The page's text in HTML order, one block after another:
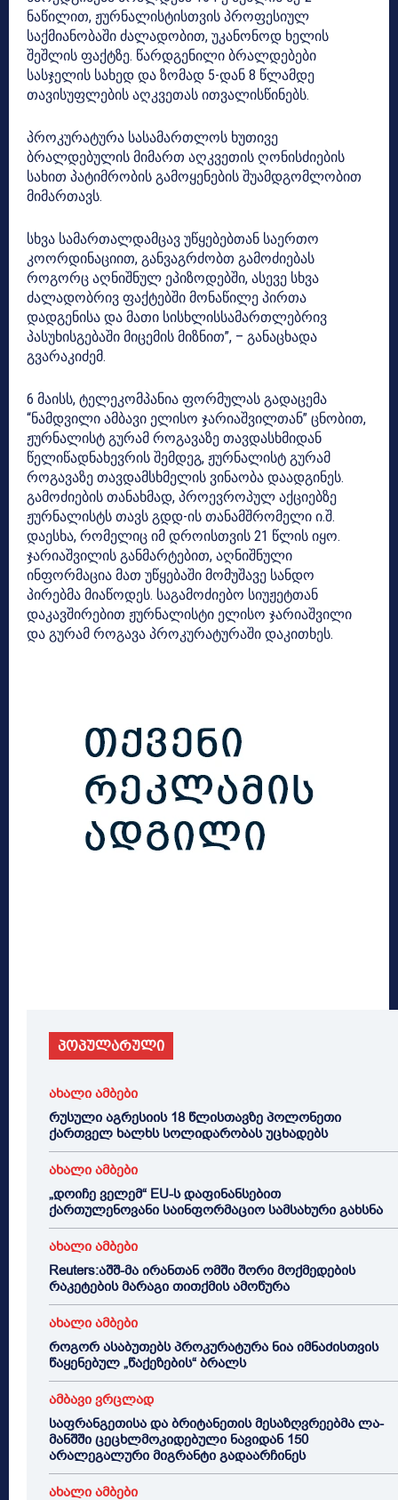
ნაწილით, ჟურნალისტისთვის პროფესიულ
საქმიანობაში ძალადობით, უკანონოდ ხელის
შეშლის ფაქტზე. წარდგენილი ბრალდებები
სასჯელის სახედ და ზომად 5-დან 8 წლამდე
თავისუფლების აღკვეთას ითვალისწინებს.
პროკურატურა სასამართლოს ხუთივე
ბრალდებულის მიმართ აღკვეთის ღონისძიების
სახით პატიმრობის გამოყენების შუამდგომლობით
მიმართავს.
სხვა სამართალდამცავ უწყებებთან საერთო
კოორდინაციით, განვაგრძობთ გამოძიებას
როგორც აღნიშნულ ეპიზოდებში, ასევე სხვა
ძალადობრივ ფაქტებში მონაწილე პირთა
დადგენისა და მათი სისხლისსამართლებრივ
პასუხისგებაში მიცემის მიზნით”, – განაცხადა
გვარაკიძემ.
6 მაისს, ტელეკომპანია ფორმულას გადაცემა
“ნამდვილი ამბავი ელისო ჯარიაშვილთან” ცნობით,
ჟურნალისტ გურამ როგავაზე თავდასხმიდან
წელიწადნახევრის შემდეგ, ჟურნალისტ გურამ
როგავაზე თავდამსხმელის ვინაობა დაადგინეს.
გამოძიების თანახმად, პროევროპულ აქციებზე
ჟურნალისტს თავს გდდ-ის თანამშრომელი ი.შ.
დაესხა, რომელიც იმ დროისთვის 21 წლის იყო.
ჯარიაშვილის განმარტებით, აღნიშნული
ინფორმაცია მათ უწყებაში მომუშავე სანდო
პირებმა მიაწოდეს. საგამოძიებო სიუჟეტთან
დაკავშირებით ჟურნალისტი ელისო ჯარიაშვილი
და გურამ როგავა პროკურატურაში დაკითხეს.
პოპულარული
ახალი ამბები
რუსული აგრესიის 18 წლისთავზე პოლონეთი
ქართველ ხალხს სოლიდარობას უცხადებს
ახალი ამბები
„დოიჩე ველემ“ EU-ს დაფინანსებით
ქართულენოვანი საინფორმაციო სამსახური გახსნა
ახალი ამბები
Reuters:აშშ-მა ირანთან ომში შორი მოქმედების
რაკეტების მარაგი თითქმის ამოწურა
ახალი ამბები
როგორ ასაბუთებს პროკურატურა ნია იმნაძისთვის
წაყენებულ „წაქეზების“ ბრალს
ამბავი ვრცლად
საფრანგეთისა და ბრიტანეთის მესაზღვრეებმა ლა-
მანშში ცეცხლმოკიდებული ნავიდან 150
არალეგალური მიგრანტი გადაარჩინეს
ახალი ამბები